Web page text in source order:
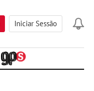
Iniciar Sessão